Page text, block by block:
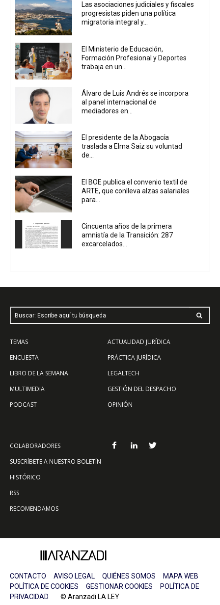
Las asociaciones judiciales y fiscales
progresistas piden una política
migratoria integral y...
El Ministerio de Educación,
Formación Profesional y Deportes
trabaja en un...
Álvaro de Luis Andrés se incorpora
al panel internacional de
mediadores en...
El presidente de la Abogacía
traslada a Elma Saiz su voluntad
de...
El BOE publica el convenio textil de
ARTE, que conlleva alzas salariales
para...
Cincuenta años de la primera
amnistía de la Transición: 287
excarcelados...
Buscar: Escribe aquí tu búsqueda
TEMAS
ENCUESTA
LIBRO DE LA SEMANA
MULTIMEDIA
PODCAST
ACTUALIDAD JURÍDICA
PRÁCTICA JURÍDICA
LEGALTECH
GESTIÓN DEL DESPACHO
OPINIÓN
COLABORADORES
SUSCRÍBETE A NUESTRO BOLETÍN
HISTÓRICO
RSS
RECOMENDAMOS
CONTACTO AVISO LEGAL QUIÉNES SOMOS
MAPA WEB
POLÍTICA DE COOKIES
GESTIONAR COOKIES
POLÍTICA DE
PRIVACIDAD © Aranzadi LA LEY